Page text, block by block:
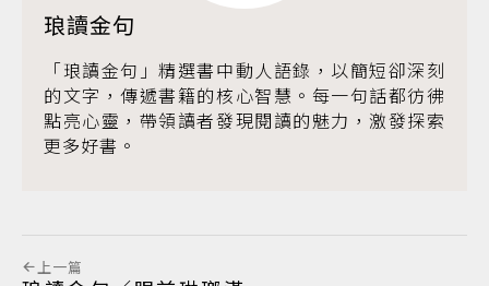
琅讀金句
「琅讀金句」精選書中動人語錄，以簡短卻深刻
的文字，傳遞書籍的核心智慧。每一句話都彷彿
點亮心靈，帶領讀者發現閱讀的魅力，激發探索
更多好書。
上一篇